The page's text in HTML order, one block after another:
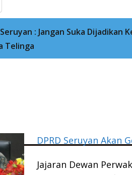
Seruyan : Jangan Suka Dijadikan
Telinga
DPRD Seruyan Akan
Jajaran Dewan